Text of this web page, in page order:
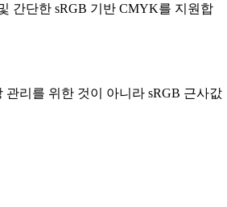
간단한 sRGB 기반 CMYK를 지원합
리를 위한 것이 아니라 sRGB 근사값